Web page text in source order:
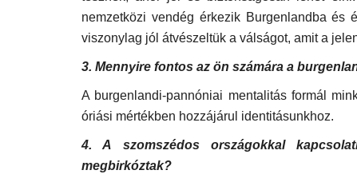
nemzetközi vendég érkezik Burgenlandba és
viszonylag jól átvészeltük a válságot, amit a
3. Mennyire fontos az ön számára a
A burgenlandi-pannóniai mentalitás formál
óriási mértékben hozzájárul identitásunkhoz.
4. A szomszédos országokkal
megbirkóztak?